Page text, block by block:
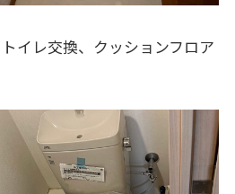
イレ交換、クッションフロア